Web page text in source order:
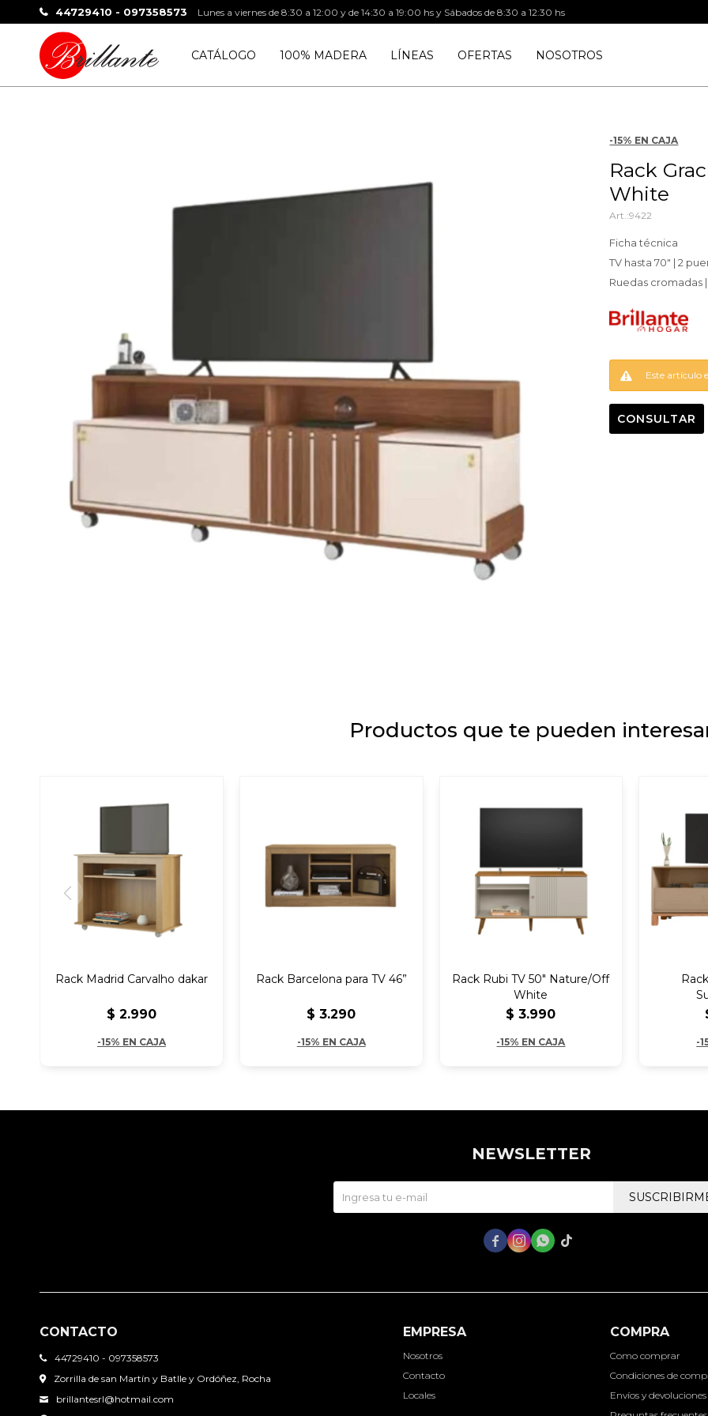
CATÁLOGO 100% MADERA LÍNEAS OFERTAS NOSOTROS
44729410 - 097358573 Lunes a viernes de 8:30 a 12:00 y de 14:30 a 19:00 hs y Sábados de 8:30 a 12:30 hs
-15% EN CAJA
Rack
White
9422
Ficha técnica
TV hasta 70" | 2
Ruedas cromadas
Este artículo
CONSULTAR
Productos que te pueden
Rack Madrid Carvalho dakar
$ 2.990
-15% EN CAJA
Rack Barcelona para TV 46”
$ 3.290
-15% EN CAJA
Rack Rubi TV 50" Nature/Off
White
$ 3.990
-15% EN CAJA -
CONTACTO
44729410 - 097358573
Zorrilla de san Martín y Batlle y Ordóñez, Rocha
brillantesrl@hotmail.com
EMPRESA
Nosotros
Contacto
Locales
COMPRA
Como comprar
Condiciones de
Envíos y devoluciones
NEWSLETTER
   